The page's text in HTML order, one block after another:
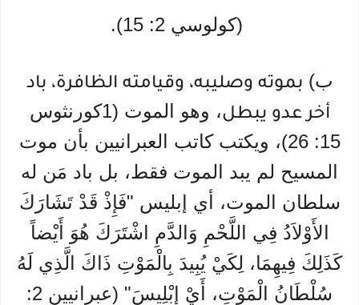
(كولوسي 2: 15).
ب) بموته وصليبه، وقيامته الظافرة، باد
أخر عدو يبطل
، وهو الموت (1كورنثوس
15: 26)، ويكتب كاتب العبرانيين بأن موت
المسيح لم يبد الموت فقط، بل باد مَن له
سلطان الموت، أي إبليس "فَإِذْ قَدْ تَشَارَكَ
الأَوْلاَدُ فِي اللَّحْمِ وَالدَّمِ اشْتَرَكَ هُوَ أَيْضاً
كَذَلِكَ فِيهِمَا، لِكَيْ يُبِيدَ بِالْمَوْتِ ذَاكَ الَّذِي لَهُ
سُلْطَانُ الْمَوْتِ، أَيْ إِبْلِيسَ" (عبرانيين 2: